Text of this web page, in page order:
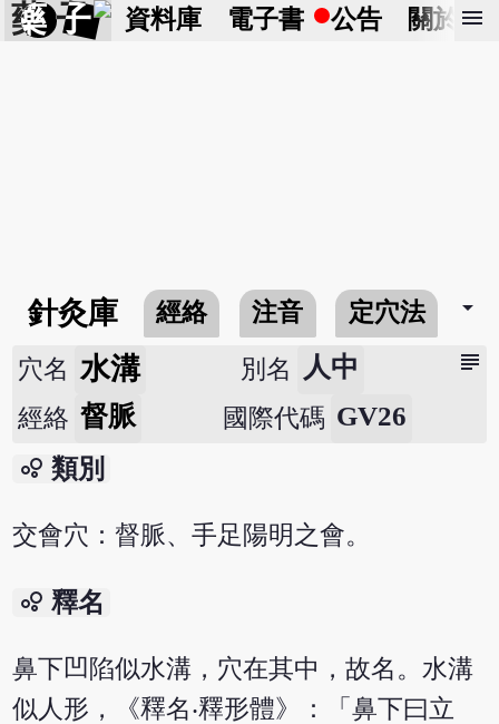
藥 子 資料庫 電子書 公告 關於 menu
針灸庫 經絡 注音 定穴法 arrow_drop_down
subject
穴名 水溝 別名 人中
經絡 督脈 國際代碼 GV26
bubble_chart 類別
交會穴：督脈、手足陽明之會。
bubble_chart 釋名
鼻下凹陷似水溝，穴在其中，故名。水溝
似人形，《釋名‧釋形體》：「鼻下曰立